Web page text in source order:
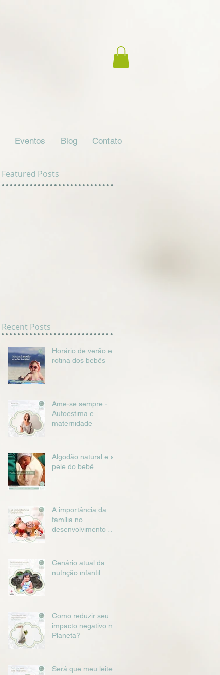
Eventos Blog Contato
Featured Posts
Recent Posts
Horário de verão e a
rotina dos bebês
Ame-se sempre -
Autoestima e
maternidade
Algodão natural e a
pele do bebê
A importância da
família no
desenvolvimento da
Cenário atual da
nutrição infantil
Como reduzir seu
impacto negativo no
Planeta?
Será que meu leite é